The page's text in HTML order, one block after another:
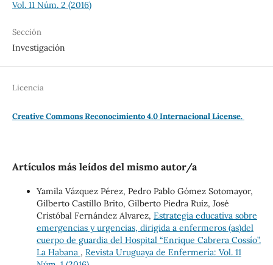
Vol. 11 Núm. 2 (2016)
Sección
Investigación
Licencia
Creative Commons Reconocimiento 4.0 Internacional License.
Artículos más leídos del mismo autor/a
Yamila Vázquez Pérez, Pedro Pablo Gómez Sotomayor,
Gilberto Castillo Brito, Gilberto Piedra Ruiz, José
Cristóbal Fernández Alvarez, Estrategia educativa sobre
emergencias y urgencias, dirigida a enfermeros (as)del
cuerpo de guardia del Hospital “Enrique Cabrera Cossío”.
La Habana , Revista Uruguaya de Enfermería: Vol. 11